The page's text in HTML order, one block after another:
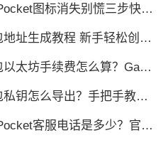
图标消失别慌三步快速找回你的钱包
址生成教程 新手轻松创建钱包
坊手续费怎么算？Gas 费省钱全攻略
怎么导出？手把手教你安全备份助记词
客服电话是多少？官方热线查询